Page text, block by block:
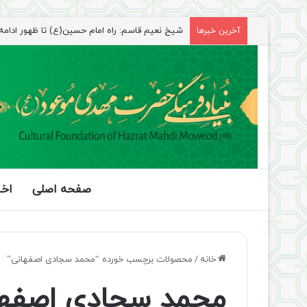
آخرین خبرها شیخ نعیم قاسم: راه امام حسین(ع) تا ظهور ادامه
صفحه اصلی
خانه / محصولات برچسب خورده “محمد سجادی اصفهانی”